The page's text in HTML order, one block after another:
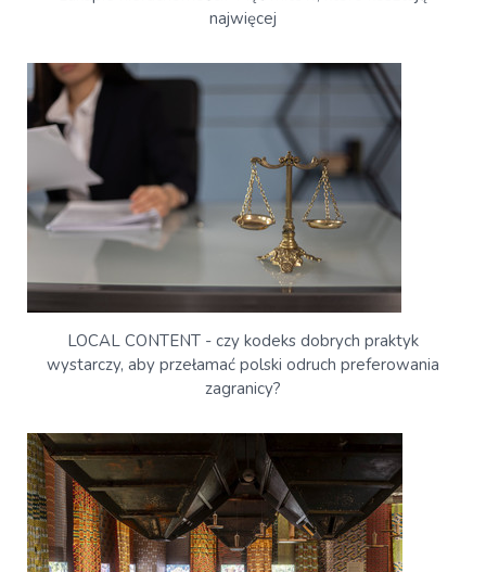
najwięcej
LOCAL CONTENT - czy kodeks dobrych praktyk
wystarczy, aby przełamać polski odruch preferowania
zagranicy?